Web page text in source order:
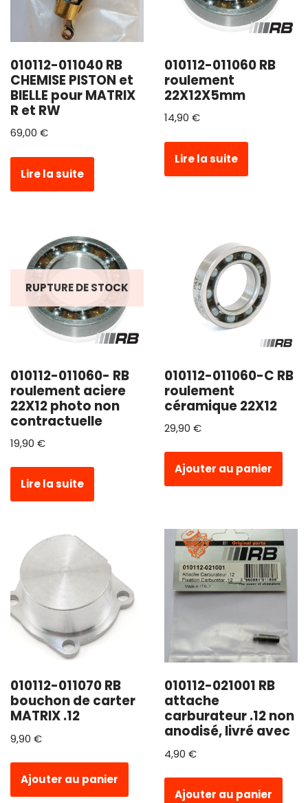
010112-011040 RB
CHEMISE PISTON et
BIELLE pour MATRIX
R et RW
69,00 €
Lire la suite
010112-011060 RB
roulement
22X12X5mm
14,90 €
Lire la suite
RUPTURE DE STOCK
010112-011060- RB
roulement aciere
22X12 photo non
contractuelle
19,90 €
Lire la suite
010112-011060-C RB
roulement
céramique 22X12
29,90 €
Ajouter au panier
010112-011070 RB
bouchon de carter
MATRIX .12
9,90 €
Ajouter au panier
010112-021001 RB
attache
carburateur .12 non
anodisé, livré avec
4,90 €
Ajouter au panier